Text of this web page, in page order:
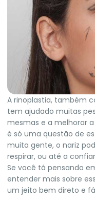
A rinoplastia, também
tem ajudado muitas
mesmas e a melhorar
é só uma questão de
muita gente, o nariz
respirar, ou até a
Se você tá pensando
entender mais sobre
um jeito bem direto e